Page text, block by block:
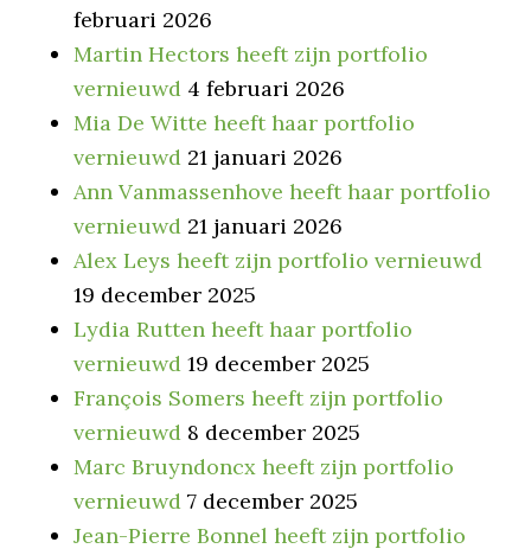
februari 2026
Martin Hectors heeft zijn portfolio
vernieuwd 4 februari 2026
Mia De Witte heeft haar portfolio
vernieuwd 21 januari 2026
Ann Vanmassenhove heeft haar portfolio
vernieuwd 21 januari 2026
Alex Leys heeft zijn portfolio vernieuwd
19 december 2025
Lydia Rutten heeft haar portfolio
vernieuwd 19 december 2025
François Somers heeft zijn portfolio
vernieuwd 8 december 2025
Marc Bruyndoncx heeft zijn portfolio
vernieuwd 7 december 2025
Jean-Pierre Bonnel heeft zijn portfolio